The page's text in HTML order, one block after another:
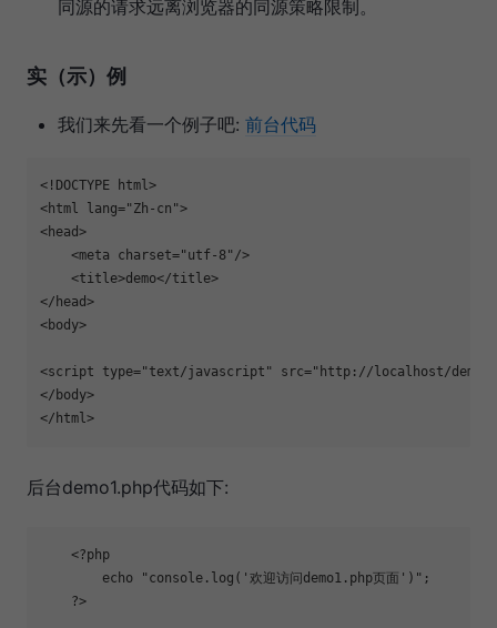
同源的请求远离浏览器的同源策略限制。
实（示）例
我们来先看一个例子吧: 前台代码
<!DOCTYPE html>
<html lang=" Zh-cn ">
<head>
    <
meta charset=" utf-8" />
    <
title>demo</title>
</ head>
<body>
<script type=" text/javascript " src=" http://localhost/demo/
</ body>
</ html
后台demo1.php代码如下:
<?php
echo
" console.log('欢迎访问demo1.php页面') " ;
?>